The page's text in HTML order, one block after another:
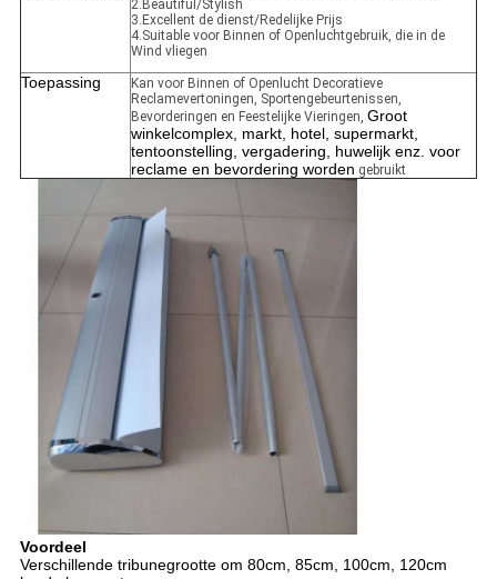
2.Beautiful/Stylish
3.Excellent de dienst/Redelijke Prijs
4.Suitable voor Binnen of Openluchtgebruik, die in de
Wind vliegen
Toepassing
Kan voor Binnen of Openlucht Decoratieve
Reclamevertoningen, Sportengebeurtenissen,
Bevorderingen en Feestelijke Vieringen, Groot
winkelcomplex, markt, hotel, supermarkt,
tentoonstelling, vergadering, huwelijk enz. voor
reclame en bevordering worden gebruikt
Voordeel
Verschillende tribunegrootte om 80cm, 85cm, 100cm, 120cm